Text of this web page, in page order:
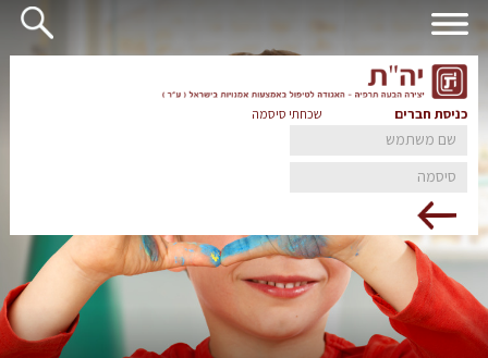
כניסת חברים שכחתי סיסמה